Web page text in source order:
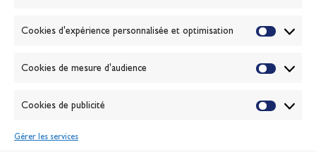
Cookies d'expérience personnalisée et optimisation
Cookies de mesure d'audience
Cookies de publicité
Gérer les services
Passion Voile TV
ABONNEZ-VOUS